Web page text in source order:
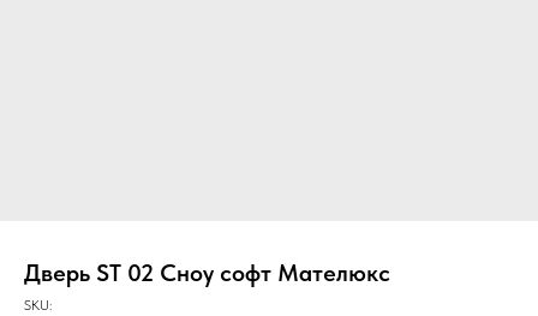
Дверь ST 02 Сноу софт Мателюкс
SKU: